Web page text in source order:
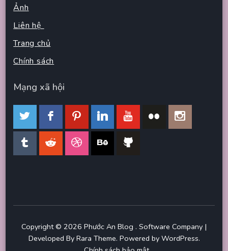
Ảnh
Liên hệ
Trang chủ
Chính sách
Mạng xã hội
Copyright © 2026 Phước An Blog . Software Company |
Developed By Rara Theme. Powered by WordPress.